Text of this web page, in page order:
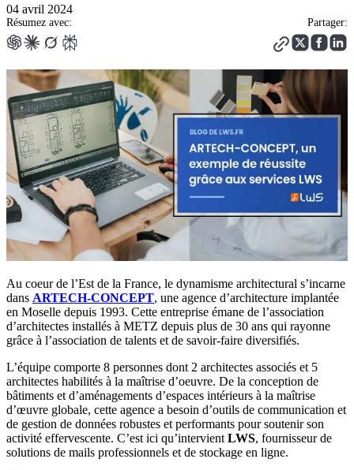
04 avril 2024
Résumez avec: Partager:
Au coeur de l’Est de la France, le dynamisme architectural s’incarne
dans ARTECH-CONCEPT, une agence d’architecture implantée
en Moselle depuis 1993. Cette entreprise émane de l’association
d’architectes installés à METZ depuis plus de 30 ans qui rayonne
grâce à l’association de talents et de savoir-faire diversifiés.
L’équipe comporte 8 personnes dont 2 architectes associés et 5
architectes habilités à la maîtrise d’oeuvre. De la conception de
bâtiments et d’aménagements d’espaces intérieurs à la maîtrise
d’œuvre globale, cette agence a besoin d’outils de communication et
de gestion de données robustes et performants pour soutenir son
activité effervescente. C’est ici qu’intervient LWS, fournisseur de
solutions de mails professionnels et de stockage en ligne.